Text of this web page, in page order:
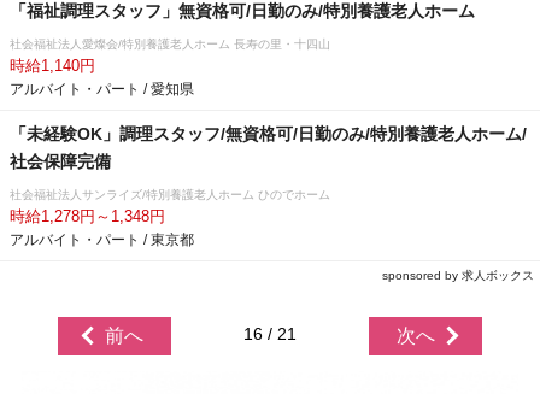
「福祉調理スタッフ」無資格可/日勤のみ/特別養護老人ホーム
社会福祉法人愛燦会/特別養護老人ホーム 長寿の里・十四山
時給1,140円
アルバイト・パート / 愛知県
「未経験OK」調理スタッフ/無資格可/日勤のみ/特別養護老人ホーム/
社会保障完備
社会福祉法人サンライズ/特別養護老人ホーム ひのでホーム
時給1,278円～1,348円
アルバイト・パート / 東京都
sponsored by 求人ボックス
前へ 16 / 21 次へ